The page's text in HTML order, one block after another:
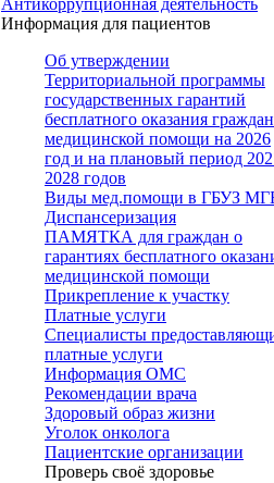
Антикоррупционная деятельность
Информация для пациентов
Об утверждении
Территориальной программы
государственных гарантий
бесплатного оказания
медицинской помощи на 2026
год и на плановый период
2028 годов
Виды мед.помощи в ГБУЗ
Диспансеризация
ПАМЯТКА для граждан о
гарантиях бесплатного
медицинской помощи
Прикрепление к участку
Платные услуги
Специалисты
платные услуги
Информация ОМС
Рекомендации врача
Здоровый образ жизни
Уголок онколога
Пациентские организации
Проверь своё здоровье